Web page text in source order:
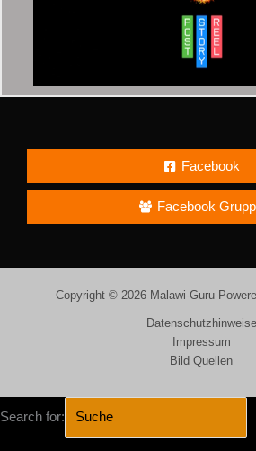
Facebook
Facebook
Copyright © 2026 Malawi-Guru
Datenschutzhinweise
Impressum
Bild Quellen
Search for: